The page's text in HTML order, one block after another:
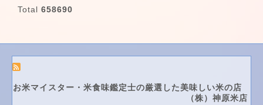
Total 658690
お米マイスター・米食味鑑定士の厳選した美味しい米の店
（株）神原米店